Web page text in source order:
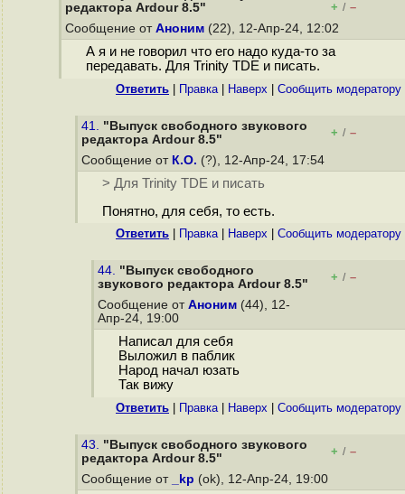
редактора Ardour 8.5"
+ / –
Сообщение от Аноним (22), 12-Апр-24, 12:02
А я и не говорил что его надо куда-то за
передавать. Для Trinity TDE и писать.
Ответить Правка| Наверх Cообщить модератору
41. "Выпуск свободного звукового
редактора Ardour 8.5"
+ / –
Сообщение от К.О. (?), 12-Апр-24, 17:54
> Для Trinity TDE и писать
Понятно, для себя, то есть.
Ответить Правка| Наверх Cообщить модератору
44. "Выпуск свободного
звукового редактора Ardour 8.5"
+ / –
Сообщение от Аноним (44), 12-
Апр-24, 19:00
Написал для себя
Выложил в паблик
Народ начал юзать
Так вижу
Ответить Правка| Наверх Cообщить модератору
43. "Выпуск свободного звукового
редактора Ardour 8.5"
+ / –
Сообщение от _kp (ok), 12-Апр-24, 19:00